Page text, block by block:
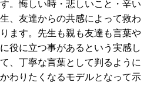
。悔しい時・悲しいこと・辛い
、友達からの共感によって救わ
ます。先生も親も友達も言葉や
役に立つ事があるという実感し
、丁寧な言葉として判るように
わりたくなるモデルとなって示